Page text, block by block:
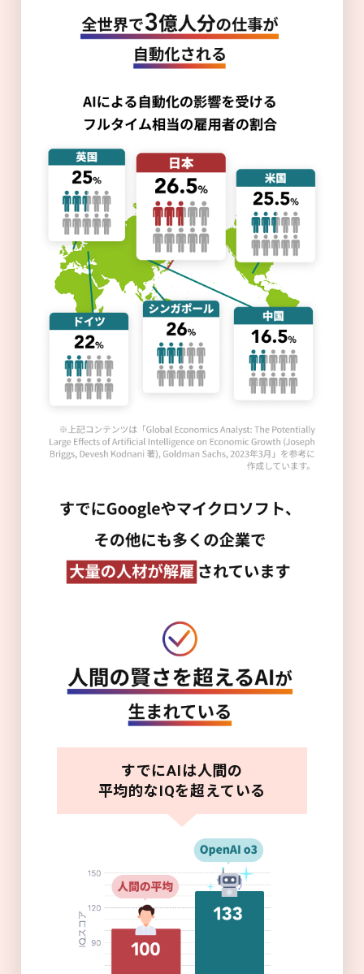
すでにAIは人間の
平均的なIQを超えている